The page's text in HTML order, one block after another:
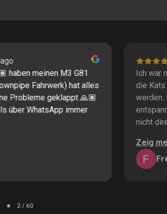
M3 G81
hat alles
🙏🏽
immer
1 year ago
Ich war mit meinem
die Kats und die
werden. Im Vorfeld
entspannt per
nicht direkt um di...
Frederic
2 / 60